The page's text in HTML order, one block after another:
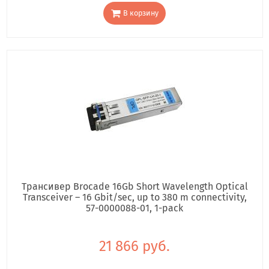
В корзину
Трансивер Brocade 16Gb Short Wavelength Optical
Transceiver – 16 Gbit/sec, up to 380 m connectivity,
57-0000088-01, 1-pack
21 866 руб.